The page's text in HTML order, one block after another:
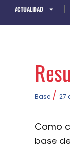
ACTUALIDAD
Base / 27
Como
base